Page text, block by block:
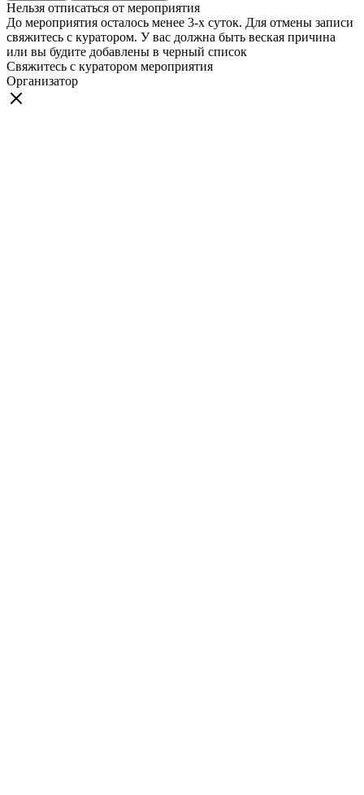
Нельзя отписаться от мероприятия
До мероприятия осталось менее 3-х суток. Для отмены записи
свяжитесь с куратором. У вас должна быть веская причина
или вы будите добавлены в черный список
Свяжитесь с куратором мероприятия
Организатор